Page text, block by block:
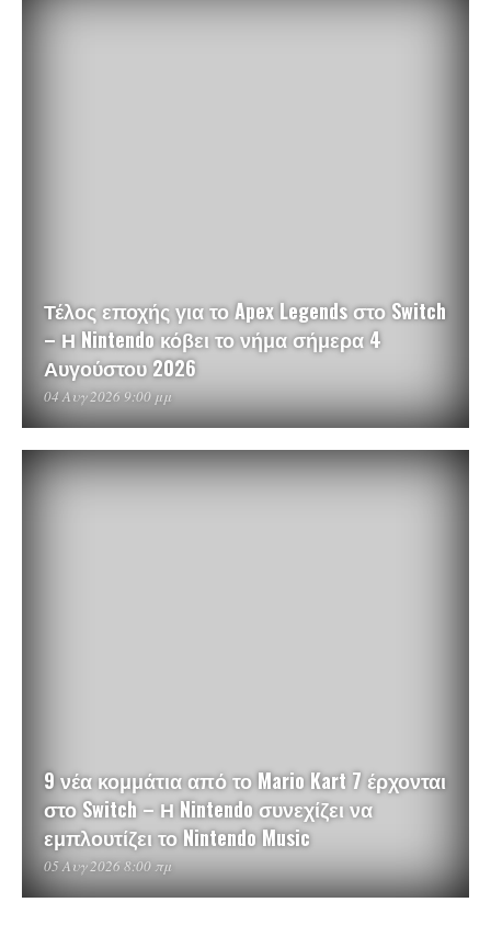
Τέλος εποχής για το Apex Legends στο Switch
– Η Nintendo κόβει το νήμα σήμερα 4
Αυγούστου 2026
04 Αυγ 2026 9:00 μμ
9 νέα κομμάτια από το Mario Kart 7 έρχονται
στο Switch – Η Nintendo συνεχίζει να
εμπλουτίζει το Nintendo Music
05 Αυγ 2026 8:00 πμ